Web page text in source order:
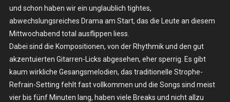
und schon haben wir ein unglaublich tightes,
abwechslungsreiches Drama am Start, das die Leute an diesem
Mittwochabend total ausflippen liess.
Dabei sind die Kompositionen, von der Rhythmik und den gut
akzentuierten Gitarren-Licks abgesehen, eher sperrig. Es gibt
kaum wirkliche Gesangsmelodien, das traditionelle Strophe-
Refrain-Setting fehlt fast vollkommen und die Songs sind meist
vier bis fünf Minuten lang, haben viele Breaks und nicht allzu